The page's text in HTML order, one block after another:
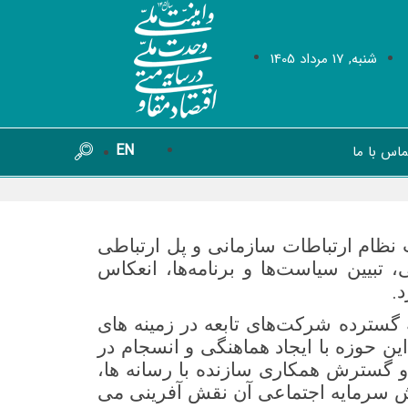
شنبه, 17 مرداد 1405
با ما EN
ارتباطات سازمانی و پل ارتباطی
تبیین سیاست‌ها و برنامه‌ها، انعکاس
.
شرکت‌های تابعه در زمینه های
حوزه با ایجاد هماهنگی و انسجام در
و گسترش همکاری سازنده با رسانه ها،
سرمایه اجتماعی آن نقش آفرینی می